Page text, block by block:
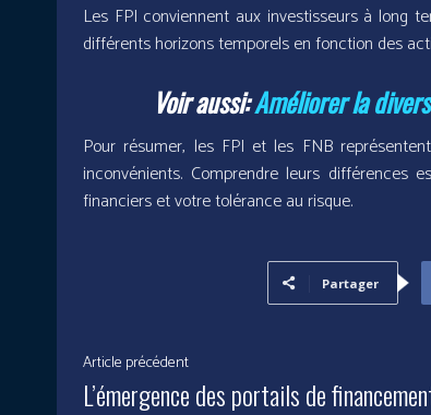
Les FPI conviennent aux investisseurs à long
différents horizons temporels en fonction des
Voir aussi:Améliorer la
Pour résumer, les FPI et les FNB
inconvénients. Comprendre leurs différences
financiers et votre tolérance au risque.
Partager
Article précédent
L’émergence des portails de